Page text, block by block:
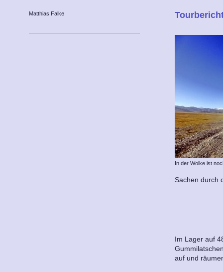
In der Wolke ist
Sachen durch
Im Lager auf
auf und
Matthias Falke